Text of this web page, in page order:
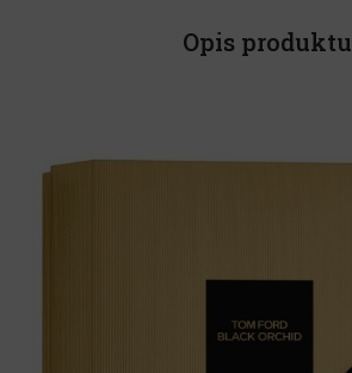
Opis produktu